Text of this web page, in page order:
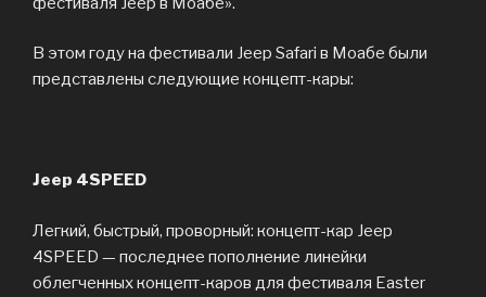
В этом году на фестивали Jeep Safari в Моабе были
представлены следующие концепт-кары:
Jeep 4SPEED
Легкий, быстрый, проворный: концепт-кар Jeep
4SPEED — последнее пополнение линейки
облегченных концепт-каров для фестиваля Easter